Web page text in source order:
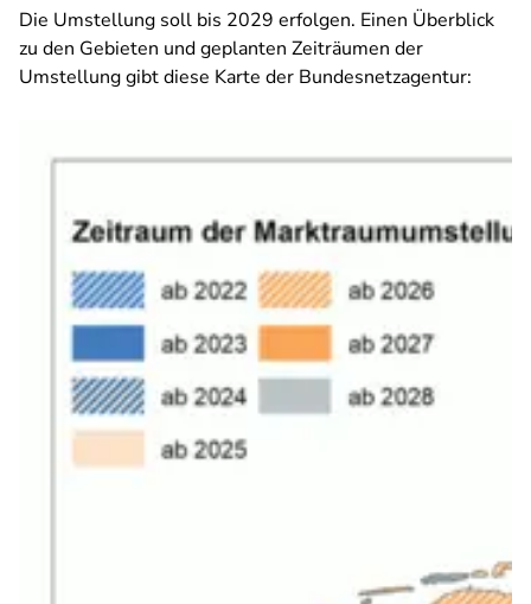
Die Umstellung soll bis 2029 erfolgen. Einen Überblick
zu den Gebieten und geplanten Zeiträumen der
Umstellung gibt diese Karte der Bundesnetzagentur: